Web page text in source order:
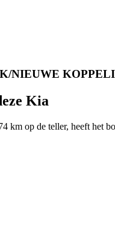
NIEUWE
Kia
km op de teller, heeft het